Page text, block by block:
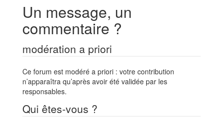
Un message, un
commentaire ?
modération a priori
Ce forum est modéré a priori : votre contribution
n’apparaîtra qu’après avoir été validée par les
responsables.
Qui êtes-vous ?